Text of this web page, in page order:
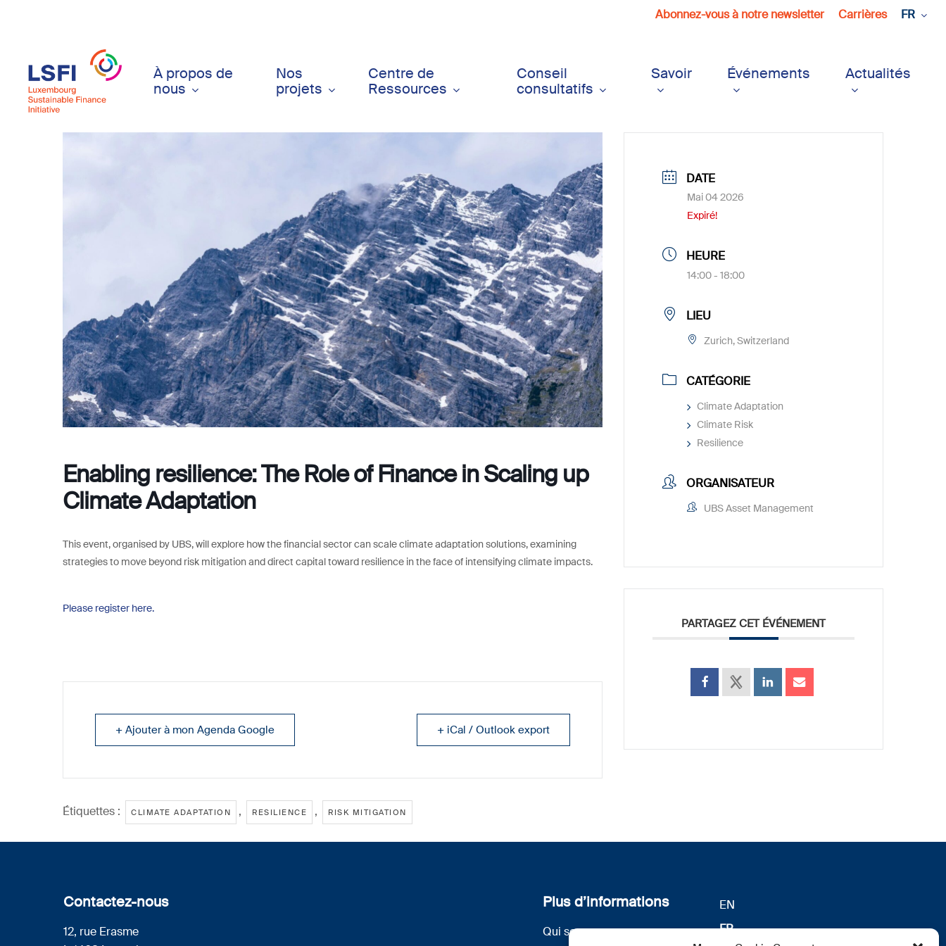
content
Abonnez-vous à notre newsletter Carrières FR
À propos de
nous
Nos
projets
Centre de
Ressources
Conseil
consultatifs
Savoir Événements Actualités
Enabling resilience: The Role of Finance in Scaling up
Climate Adaptation
This event, organised by UBS, will explore how the financial sector can scale climate adaptation solutions, examining
strategies to move beyond risk mitigation and direct capital toward resilience in the face of intensifying climate impacts.
Please register here.
+ Ajouter à mon Agenda Google + iCal / Outlook export
Étiquettes : CLIMATE ADAPTATION , RESILIENCE , RISK MITIGATION
DATE
Mai 04 2026
Expiré!
HEURE
14:00 - 18:00
LIEU
Zurich, Switzerland
CATÉGORIE
Climate Adaptation
Climate Risk
Resilience
ORGANISATEUR
UBS Asset Management
PARTAGEZ CET ÉVÉNEMENT
Contactez-nous
12, rue Erasme
Plus d’informations
Qui sommes nous
EN
FR